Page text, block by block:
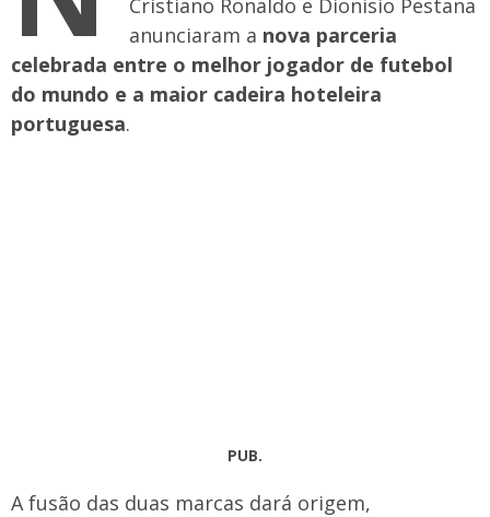
Cristiano Ronaldo e Dionísio Pestana
anunciaram a nova parceria
celebrada entre o melhor jogador de futebol
do mundo e a maior cadeira hoteleira
portuguesa.
PUB.
A fusão das duas marcas dará origem,